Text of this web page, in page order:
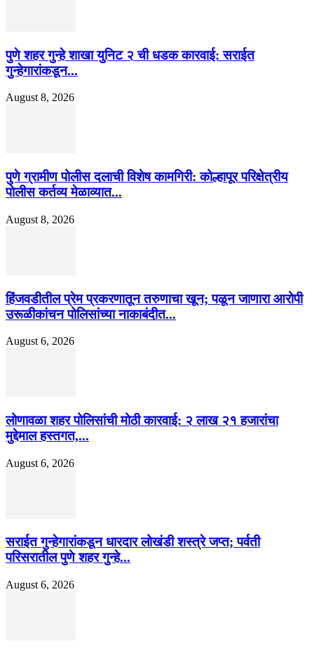
पुणे शहर गुन्हे शाखा युनिट २ ची धडक कारवाई: सराईत
गुन्हेगारांकडून...
August 8, 2026
पुणे ग्रामीण पोलीस दलाची विशेष कामगिरी: कोल्हापूर परिक्षेत्रीय
पोलीस कर्तव्य मेळाव्यात...
August 8, 2026
हिंजवडीतील प्रेम प्रकरणातून तरुणाचा खून; पळून जाणारा आरोपी
उरूळीकांचन पोलिसांच्या नाकाबंदीत...
August 6, 2026
लोणावळा शहर पोलिसांची मोठी कारवाई: २ लाख २१ हजारांचा
मुद्देमाल हस्तगत,...
August 6, 2026
सराईत गुन्हेगारांकडून धारदार लोखंडी शस्त्रे जप्त; पर्वती
परिसरातील पुणे शहर गुन्हे...
August 6, 2026